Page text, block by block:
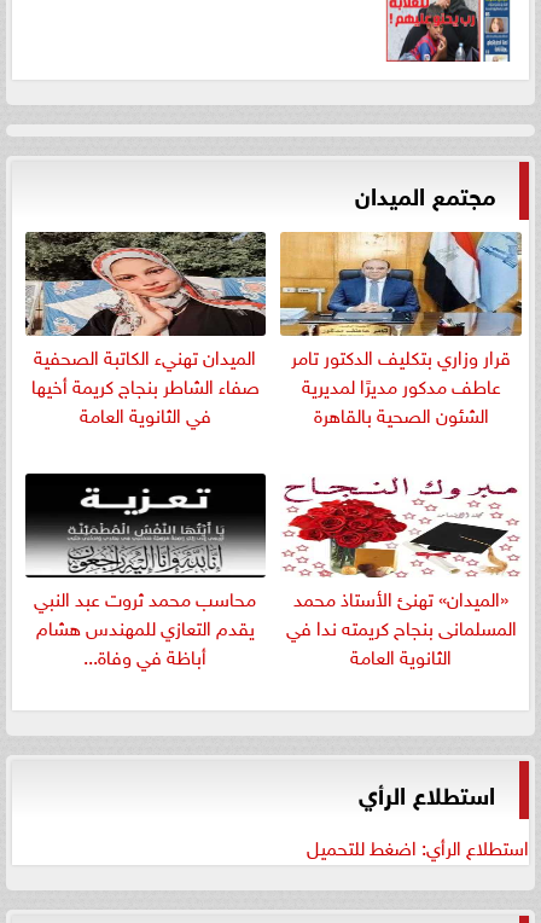
مجتمع الميدان
قرار وزاري بتكليف الدكتور تامر
عاطف مدكور مديرًا لمديرية
الشئون الصحية بالقاهرة
الميدان تهنيء الكاتبة الصحفية
صفاء الشاطر بنجاج كريمة أخيها
في الثانوية العامة
«الميدان» تهنئ الأستاذ محمد
المسلمانى بنجاح كريمته ندا في
الثانوية العامة
​محاسب محمد ثروت عبد النبي
يقدم التعازي للمهندس هشام
أباظة في وفاة...
استطلاع الرأي
استطلاع الرأي: اضغط للتحميل